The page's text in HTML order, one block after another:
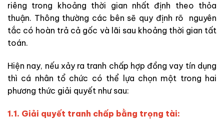
riêng trong khoảng thời gian nhất định theo thỏa
thuận. Thông thường các bên sẽ quy định rõ nguyên
tắc có hoàn trả cả gốc và lãi sau khoảng thời gian tất
toán.
Hiện nay, nếu xảy ra tranh chấp hợp đồng vay tín dụng
thì cá nhân tổ chức có thể lựa chọn một trong hai
phương thức giải quyết như sau:
1.1. Giải quyết tranh chấp bằng trọng tài: